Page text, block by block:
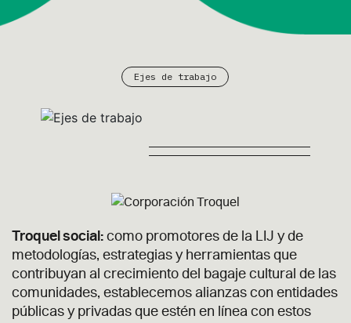
Ejes de trabajo
Troquel social: como promotores de la LIJ y de
metodologías, estrategias y herramientas que
contribuyan al crecimiento del bagaje cultural de las
comunidades, establecemos alianzas con entidades
públicas y privadas que estén en línea con estos